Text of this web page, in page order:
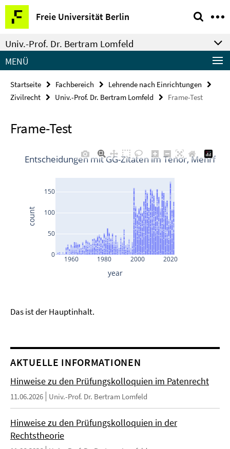
Springe
direkt
zu
Inhalt
Freie Universität Berlin
Service-
Navigation
Univ.-Prof. Dr. Bertram Lomfeld
MENÜ
Startseite Fachbereich
Lehrende nach Einrichtungen
Zivilrecht
Univ.-Prof. Dr. Bertram Lomfeld Frame-Test
Frame-Test
Das ist der Hauptinhalt.
AKTUELLE INFORMATIONEN
Hinweise zu den Prüfungskolloquien im Patenrecht
11.06.2026 Univ.-Prof. Dr. Bertram Lomfeld
Hinweise zu den Prüfungskolloquien in der
Rechtstheorie